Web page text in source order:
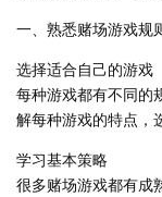
一、熟悉赌场游戏规
选择适合自己的游戏
每种游戏都有不同的
解每种游戏的特点，
学习基本策略
很多赌场游戏都有成